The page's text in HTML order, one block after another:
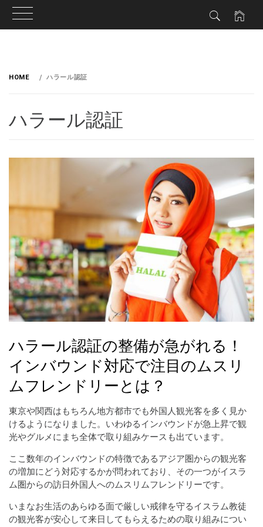
HOME ハラール認証
ハラール認証
ハラール認証の整備が急がれる！
インバウンド対応で注目のムスリ
ムフレンドリーとは？
東京や関西はもちろん地方都市でも外国人観光客を多く見か
けるようになりました。いわゆるインバウンドが急上昇で観
光やグルメにまち全体で取り組みケースも出ています。
ここ数年のインバウンドの特徴であるアジア圏からの観光客
の増加にどう対応するかが問われており、その一つがイスラ
ム圏からの訪日外国人へのムスリムフレンドリーです。
いまなお生活のあらゆる面で厳しい戒律を守るイスラム教徒
の観光客が安心して来日してもらえるための取り組みについ